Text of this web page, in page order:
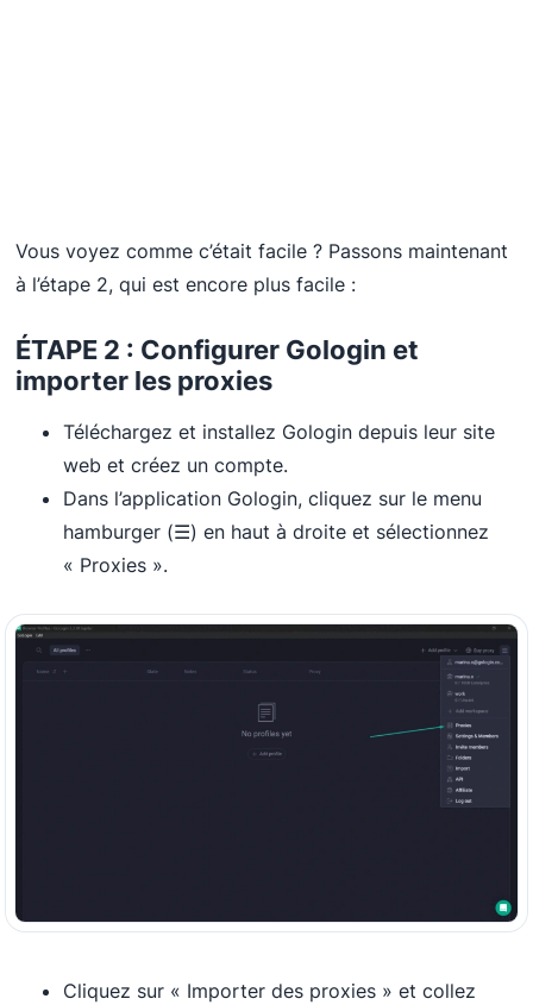
Vous voyez comme c’était facile ? Passons maintenant
à l’étape 2, qui est encore plus facile :
ÉTAPE 2 : Configurer Gologin et
importer les proxies
Téléchargez et installez Gologin depuis leur site
web et créez un compte.
Dans l’application Gologin, cliquez sur le menu
hamburger (☰) en haut à droite et sélectionnez
« Proxies ».
Cliquez sur « Importer des proxies » et collez